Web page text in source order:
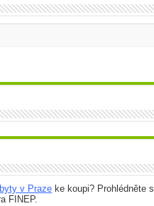
byty v Praze ke koupi? Prohlédněte
FINEP.